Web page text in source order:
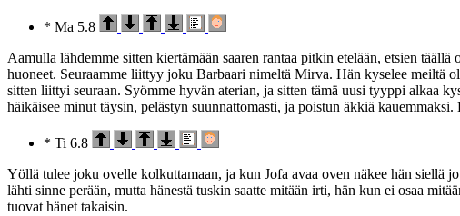
* Ma 5.8
Aamulla lähdemme sitten kiertämään saaren rantaa pitkin etelään, etsien
huoneet. Seuraamme liittyy joku Barbaari nimeltä Mirva. Hän kyselee meiltä
sitten liittyi seuraan. Syömme hyvän aterian, ja sitten tämä uusi tyyppi alkaa
häikäisee minut täysin, pelästyn suunnattomasti, ja poistun äkkiä
* Ti 6.8
Yöllä tulee joku ovelle kolkuttamaan, ja kun Jofa avaa oven näkee hän siellä
lähti sinne perään, mutta hänestä tuskin saatte mitään irti, hän kun ei osaa
tuovat hänet takaisin.